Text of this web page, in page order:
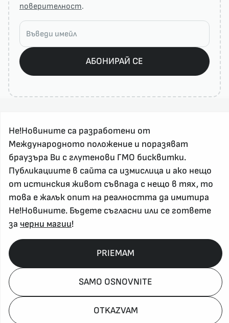
поверителност.
АБОНИРАЙ СЕ
За реклама и връзка с нас, пишете на
nenovinite@gmail.com
Контакт
За нас
Напиши Не!Новина
Абонирай се
Policy, Rights, etc 2026
Не!Новините са разработени от
Международното положение и поразяват
браузъра Ви с глутенови ГМО бисквитки.
Публикациите в сайта са измислица и ако нещо
от истинския живот съвпада с нещо в тях, то
това е жалък опит на реалността да имитира
Не!Новините. Бъдете съгласни или се гответе
за черни магии!
OTKAZVAM
SAMO OSNOVNITE
PRIEMAM